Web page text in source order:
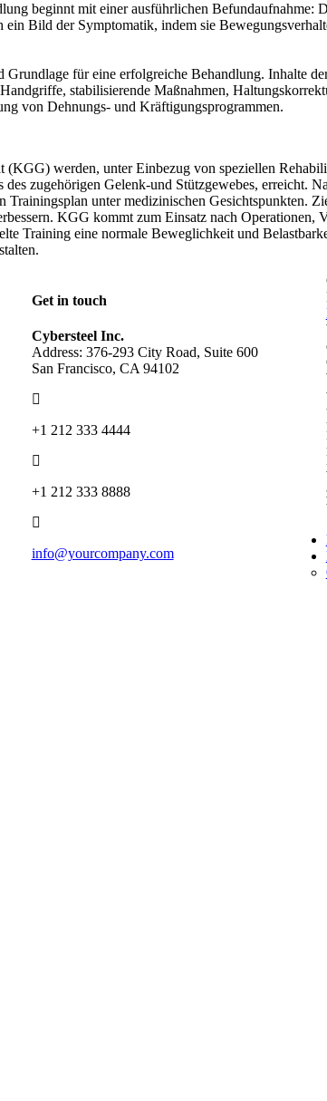
beginnt mit einer ausführlichen Befundaufnahme:
ein Bild der Symptomatik, indem sie
Grundlage für eine erfolgreiche Behandlung. Inhalte
stabilisierende Maßnahmen,
von Dehnungs- und Kräftigungsprogrammen.
werden, unter Einbezug von speziellen
zugehörigen Gelenk-und Stützgewebes, erreicht.
Trainingsplan unter medizinischen Gesichtspunkten.
KGG kommt zum Einsatz nach Operationen,
Training eine normale Beweglichkeit und
Get in touch
Cybersteel Inc.
Address: 376-293 City Road, Suite 600
San Francisco, CA 94102
+1 212 333 4444
+1 212 333 8888
info@yourcompany.com